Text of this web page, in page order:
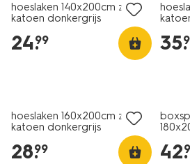
hoeslaken 140x200cm zacht
katoen donkergrijs
24.
99 35.
hoeslaken 160x200cm zacht
katoen donkergrijs
28.
99 42.